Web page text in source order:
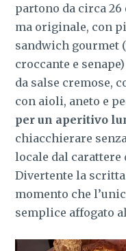
partono da circa 26
ma originale, con
sandwich gourmet
croccante e
da salse cremose,
con aioli, aneto e
per un aperitivo
chiacchierare
locale dal carattere
Divertente la scritta
momento che
semplice affogato